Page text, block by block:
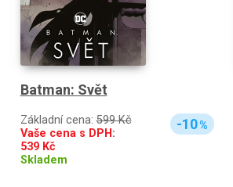
Batman: Svět
Základní cena:599 Kč
Vaše cena s DPH:
539Kč
Skladem
-10%